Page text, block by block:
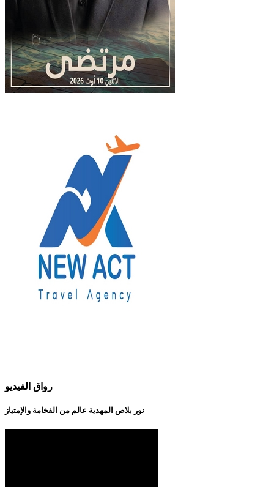
رواق الفيديو
نور بلاص المهدية عالم من الفخامة والإمتياز